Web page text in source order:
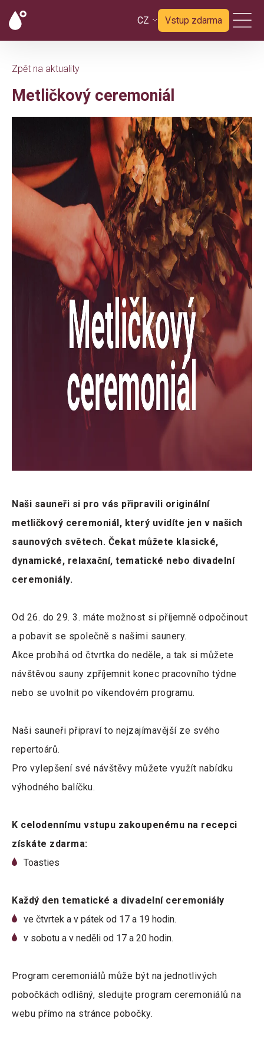
CZ Vstup zdarma
Zpět na aktuality
Metličkový ceremoniál
Naši sauneři si pro vás připravili originální
metličkový ceremoniál, který uvidíte jen v našich
saunových světech. Čekat můžete klasické,
dynamické, relaxační, tematické nebo divadelní
ceremoniály.
Od 26. do 29. 3. máte možnost si příjemně odpočinout
a pobavit se společně s našimi saunery.
Akce probíhá od čtvrtka do neděle, a tak si můžete
návštěvou sauny zpříjemnit konec pracovního týdne
nebo se uvolnit po víkendovém programu.
Naši sauneři připraví to nejzajímavější ze svého
repertoárů.
Pro vylepšení své návštěvy můžete využít nabídku
výhodného balíčku.
K celodennímu vstupu zakoupenému na recepci
získáte zdarma:
Toasties
Každý den tematické a divadelní ceremoniály
ve čtvrtek a v pátek od 17 a 19 hodin.
v sobotu a v neděli od 17 a 20 hodin.
Program ceremoniálů může být na jednotlivých
pobočkách odlišný, sledujte program ceremoniálů na
webu přímo na stránce pobočky.